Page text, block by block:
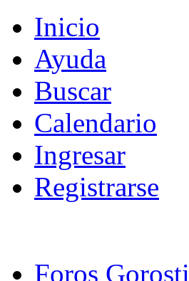
Inicio
Ayuda
Buscar
Calendario
Ingresar
Registrarse
Foros Gorosti